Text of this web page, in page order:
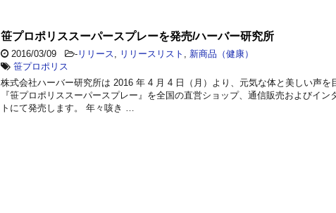
笹プロポリススーパースプレーを発売/ハーバー研究所
2016/03/09 - リリース リリースリスト
新商品（健康）
笹プロポリス
株式会社ハーバー研究所は 2016 年 4 月 4 日（月）より、元気な体と美しい声を
『笹プロポリススーパースプレー』を全国の直営ショップ、通信販売およびイン
トにて発売します。 年々咳き …